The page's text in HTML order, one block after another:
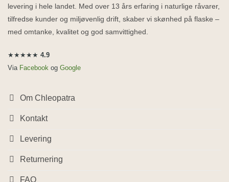
levering i hele landet. Med over 13 års erfaring i naturlige råvarer,
tilfredse kunder og miljøvenlig drift, skaber vi skønhed på flaske –
med omtanke, kvalitet og god samvittighed.
★★★★★ 4.9
Via Facebook og Google
Om Chleopatra
Kontakt
Levering
Returnering
FAQ